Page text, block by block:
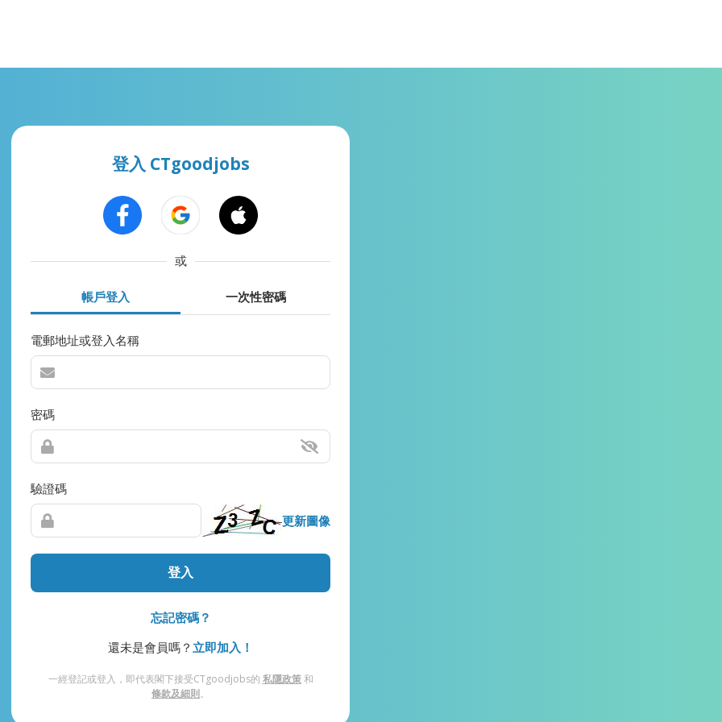
登入 CTgoodjobs
或
帳戶登入 一次性密碼
電郵地址或登入名稱
密碼
驗證碼
更新圖像
登入
忘記密碼？
還未是會員嗎？ 立即加入！
一經登記或登入，即代表閣下接受CTgoodjobs的 私隱政策和
條款及細則。